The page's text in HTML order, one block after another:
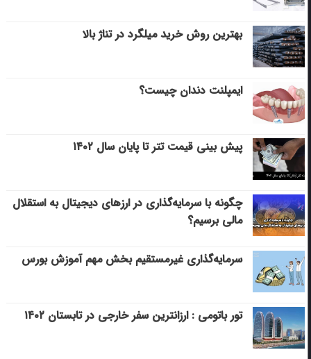
بهترین روش خرید میلگرد در تناژ بالا
ایمپلنت دندان چیست؟
پیش بینی قیمت تتر تا پایان سال ۱۴۰۲
چگونه با سرمایه‌گذاری در ارزهای دیجیتال به استقلال
مالی برسیم؟
سرمایه‌گذاری غیرمستقیم بخش مهم آموزش بورس
تور باتومی : ارزانترین سفر خارجی در تابستان ۱۴۰۲